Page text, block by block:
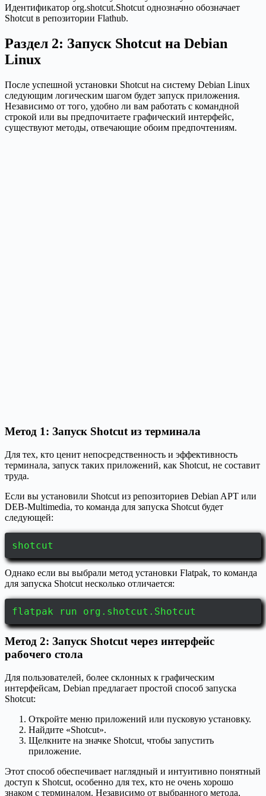
Идентификатор org.shotcut.Shotcut однозначно обозначает
Shotcut в репозитории Flathub.
Раздел 2: Запуск Shotcut на Debian
Linux
После успешной установки Shotcut на систему Debian Linux
следующим логическим шагом будет запуск приложения.
Независимо от того, удобно ли вам работать с командной
строкой или вы предпочитаете графический интерфейс,
существуют методы, отвечающие обоим предпочтениям.
Метод 1: Запуск Shotcut из терминала
Для тех, кто ценит непосредственность и эффективность
терминала, запуск таких приложений, как Shotcut, не составит
труда.
Если вы установили Shotcut из репозиториев Debian APT или
DEB-Multimedia, то команда для запуска Shotcut будет
следующей:
shotcut
Однако если вы выбрали метод установки Flatpak, то команда
для запуска Shotcut несколько отличается:
flatpak run org.shotcut.Shotcut
Метод 2: Запуск Shotcut через интерфейс
рабочего стола
Для пользователей, более склонных к графическим
интерфейсам, Debian предлагает простой способ запуска
Shotcut:
Откройте меню приложений или пусковую установку.
Найдите «Shotcut».
Щелкните на значке Shotcut, чтобы запустить
приложение.
Этот способ обеспечивает наглядный и интуитивно понятный
доступ к Shotcut, особенно для тех, кто не очень хорошо
знаком с терминалом. Независимо от выбранного метода,